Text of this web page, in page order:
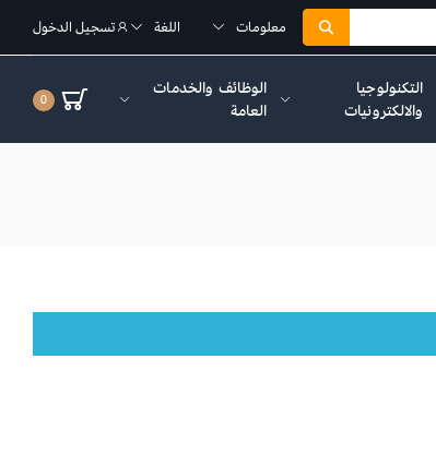
معلومات اللغة تسجيل الدخول
التكنولوجيا
والالكترونيات
الوظائف والخدمات
العامة
0